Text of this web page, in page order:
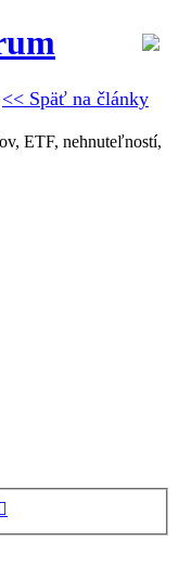
<< Späť na články
ETF, nehnuteľností,